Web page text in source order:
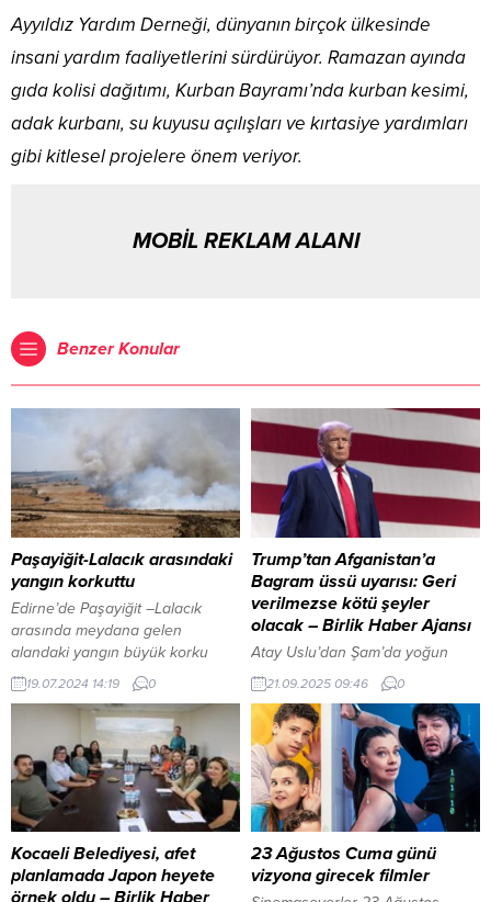
Ayyıldız Yardım Derneği, dünyanın birçok ülkesinde
insani yardım faaliyetlerini sürdürüyor. Ramazan ayında
gıda kolisi dağıtımı, Kurban Bayramı’nda kurban kesimi,
adak kurbanı, su kuyusu açılışları ve kırtasiye yardımları
gibi kitlesel projelere önem veriyor.
MOBİL REKLAM ALANI
Benzer Konular
Paşayiğit-Lalacık arasındaki
yangın korkuttu
Edirne’de Paşayiğit –Lalacık
arasında meydana gelen
alandaki yangın büyük korku
yaşattı. Erdoğan DEMİR / EDİRNE
(İGFA) – Paşayiğit Muhtarı Hasan
Tunca, başlayan yangının
rüzgarında etkisi ile hızla
büyüdüğünü ve yolun karşı
tarafına da geçtiğini belirtti.
Yangının 150-200 dönümlük bir
alana sıçradı. Keşan Belediyesi,
Yenimuhacir, Beyendik ve Orman
İşletmesi İtfaiye ekipleri...
19.07.2024 14:19 0
Trump’tan Afganistan’a
Bagram üssü uyarısı: Geri
verilmezse kötü şeyler
olacak – Birlik Haber Ajansı
Atay Uslu’dan Şam’da yoğun
diplomasi trafiği İçeriği Görüntüle
ANKARA – BHA Trump
açıklamasında, “Eğer Afganistan,
Bagram Hava Üssü’nü inşa eden
Amerika Birleşik Devletleri’ne
iade etmezse, kötü şeyler
olacak” ifadelerini kullandı.
Geçtiğimiz günlerde İngiltere’deki
resmi temaslarının ardından
düzenlediği basın toplantısında
da konuyu gündeme getiren
21.09.2025 09:46 0
Kocaeli Belediyesi, afet
planlamada Japon heyete
23 Ağustos Cuma günü
vizyona girecek filmler